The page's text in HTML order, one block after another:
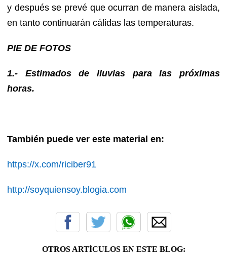
y después se prevé que ocurran de manera aislada,
en tanto continuarán cálidas las temperaturas.
PIE DE FOTOS
1.- Estimados de lluvias para las próximas
horas.
También puede ver este material en:
https://x.com/riciber91
http://soyquiensoy.blogia.com
OTROS ARTÍCULOS EN ESTE BLOG: